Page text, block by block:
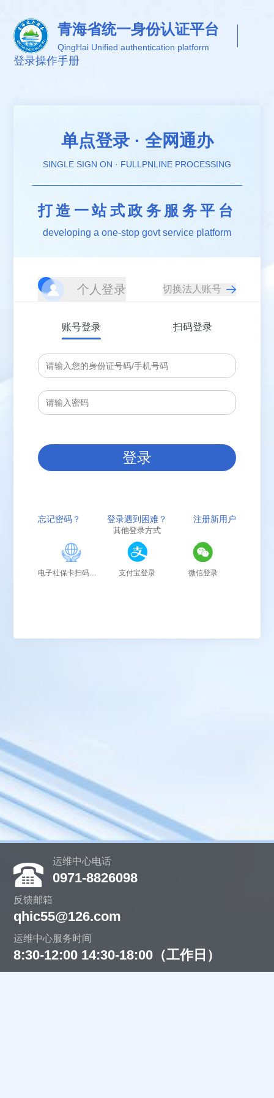
青海省统一身份认证平台
QingHai Unified authentication platform
登录操作手册
单点登录 · 全网通办
SINGLE SIGN ON · FULLPNLINE PROCESSING
打造一站式政务服务平台
developing a one-stop govt service platform
个人登录
账号登录 扫码登录
登录
忘记密码？ 登录遇到困难？ 注册新用户
其他登录方式
电子社保卡扫码登录 支付宝登录 微信登录
运维中心电话
0971-8826098
反馈邮箱
qhic55@126.com
运维中心服务时间
8:30-12:00 14:30-18:00（工作日）